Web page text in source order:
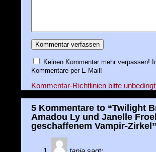
Keinen Kommentar mehr verpassen!
Kommentare per E-Mail!
Kommentar-Richtlinien bitte
5 Kommentare to “Twilight
Amadou Ly und Janelle
geschaffenem Vampir-Zirkel”